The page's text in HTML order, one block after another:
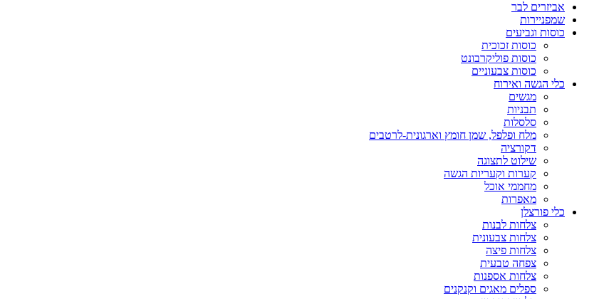
אביזרים לבר
שמפניירות
כוסות וגביעים
כוסות זכוכית
כוסות פוליקרבונט
כוסות צבעוניים
כלי הגשה ואירוח
מגשים
תבניות
סלסלות
מלח ופלפל, שמן חומץ וארגונית-לרטבים
דקורציה
שילוט לתצוגה
קערות וקעריות הגשה
מחממי אוכל
מאפרות
כלי פורצלן
צלחות לבנות
צלחות צבעונית
צלחות פיצה
צפחה טבעית
צלחות אספנות
ספלים מאגים וקנקנים